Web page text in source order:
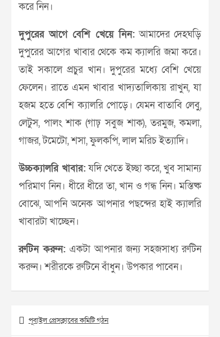
করে নিন।
দুপুরের আগে বেশি খেয়ে নিন: আমাদের দেহঘড়ি
দুপুরের আগের খাবার থেকে কম ক্যালরি জমা করে।
তাই সকালে প্রচুর খান। দুপুরের মধ্যে বেশি খেয়ে
ফেলেন। রাতে এমন খাবার খাদ্যতালিকায় রাখুন, যা
হজম হতে বেশি ক্যালরি পোড়ে। যেমন বাতাবি লেবু,
লেটুস, পালং শাক (গাঢ় সবুজ শাক), তরমুজ, কমলা,
গাজর, টমেটো, শসা, ফুলকপি, লাল মরিচ ইত্যাদি।
উচ্চক্যালরি খাবার:যদি খেতে ইচ্ছা করে, খুব সামান্য
পরিমাণ নিন। ধীরে ধীরে তা, খান ও গন্ধ নিন। মস্তিষ্ক
বোঝে, আপনি অনেক আপনার পছন্দের হাই ক্যালরি
খাবারটা খাচ্ছেন।
রুটিন করুন: একটা আপনার জন্য সহজসাধ্য রুটিন
করুন। শরীরকে রুটিনে বাঁধুন। উপকার পাবেন।
Post
navigation
পূবাইল প্রেসক্লাবের কমিটি গঠন